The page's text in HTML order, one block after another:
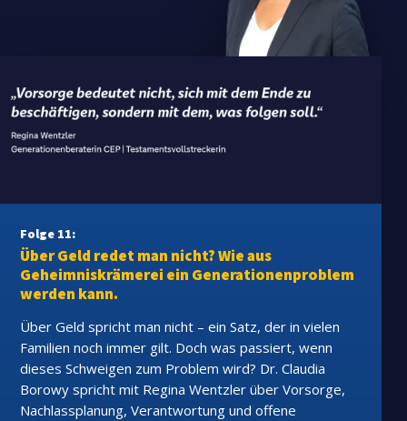
Folge 11:
Über Geld redet man nicht? Wie aus
Geheimniskrämerei ein Generationenproblem
werden kann.
Über Geld spricht man nicht – ein Satz, der in vielen
Familien noch immer gilt. Doch was passiert, wenn
dieses Schweigen zum Problem wird? Dr. Claudia
Borowy spricht mit Regina Wentzler über Vorsorge,
Nachlassplanung, Verantwortung und offene